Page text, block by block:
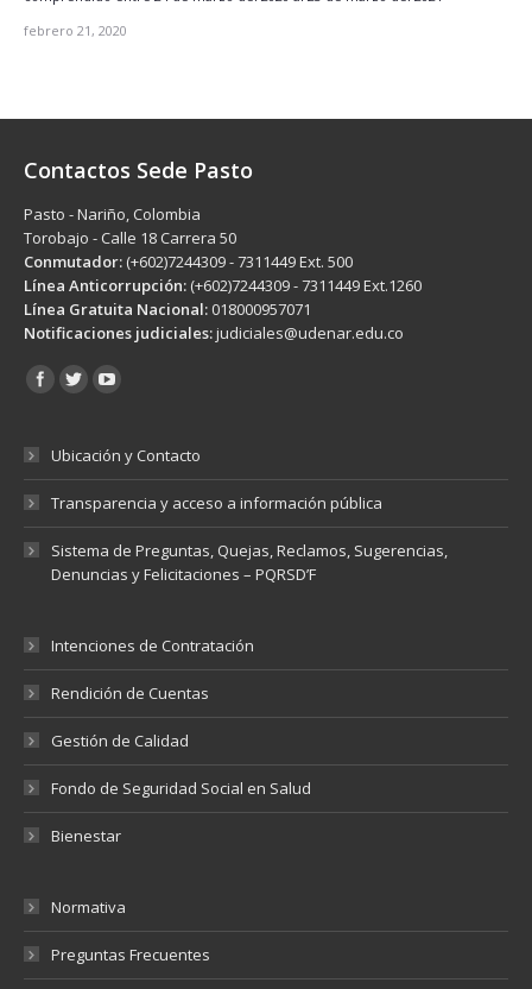
febrero 21, 2020
Contactos Sede Pasto
Pasto - Nariño, Colombia
Torobajo - Calle 18 Carrera 50
Conmutador: (+602)7244309 - 7311449 Ext. 500
Línea Anticorrupción: (+602)7244309 - 7311449 Ext.1260
Línea Gratuita Nacional: 018000957071
Notificaciones judiciales:judiciales@udenar.edu.co
Encuéntranos en:
Ubicación y Contacto
Transparencia y acceso a información pública
Sistema de Preguntas, Quejas, Reclamos, Sugerencias,
Denuncias y Felicitaciones – PQRSD’F
Intenciones de Contratación
Rendición de Cuentas
Gestión de Calidad
Fondo de Seguridad Social en Salud
Bienestar
Normativa
Preguntas Frecuentes